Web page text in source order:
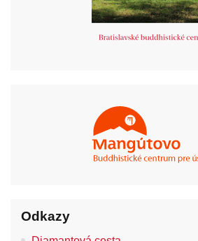
Odkazy